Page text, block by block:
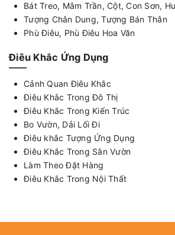
Bát Treo, Mâm Trần, Cột, Con Sơn,
Tượng Chân Dung, Tượng Bán Thân
Phù Điêu, Phù Điêu Hoa Văn
Điêu Khắc Ứng Dụng
Cảnh Quan Điêu Khắc
Điêu Khắc Trong Đô Thị
Điêu Khắc Trong Kiến Trúc
Bo Vườn, Dải Lối Đi
Điêu khắc Tượng Ứng Dụng
Điêu Khắc Trong Sân Vườn
Làm Theo Đặt Hàng
Điêu Khắc Trong Nội Thất